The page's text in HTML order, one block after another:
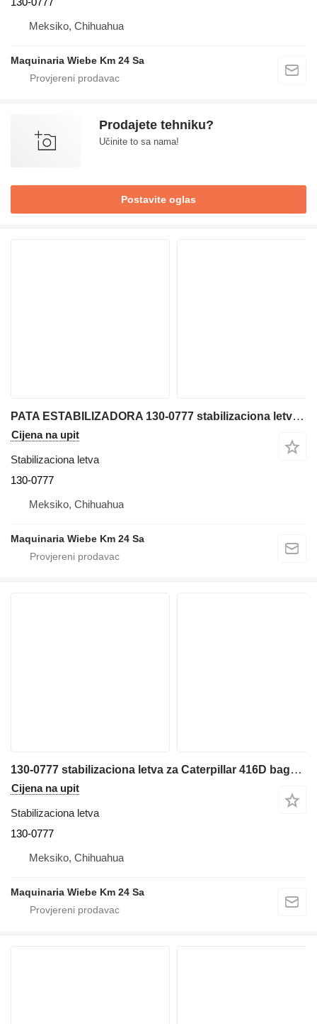
Meksiko, Chihuahua
Maquinaria Wiebe Km 24 Sa
Prodajete tehniku?
Učinite to sa nama!
Postavite oglas
PATA ESTABILIZADORA 130-0777 stabilizaciona letva za Caterpillar 416D bagera-utovarivača
Cijena na upit
Stabilizaciona letva
130-0777
Meksiko, Chihuahua
Maquinaria Wiebe Km 24 Sa
130-0777 stabilizaciona letva za Caterpillar 416D bagera-utovarivača
Cijena na upit
Stabilizaciona letva
130-0777
Meksiko, Chihuahua
Maquinaria Wiebe Km 24 Sa